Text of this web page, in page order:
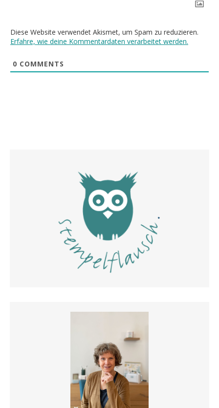
Diese Website verwendet Akismet, um Spam zu reduzieren.
Erfahre, wie deine Kommentardaten verarbeitet werden.
0 COMMENTS